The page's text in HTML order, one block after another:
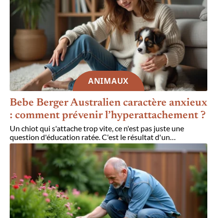
ANIMAUX
Bebe Berger Australien caractère anxieux
: comment prévenir l’hyperattachement ?
Un chiot qui s'attache trop vite, ce n'est pas juste une
question d'éducation ratée. C'est le résultat d'un…